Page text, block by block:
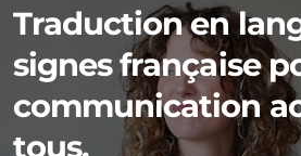
Traduction en
signes française
communication
tous.